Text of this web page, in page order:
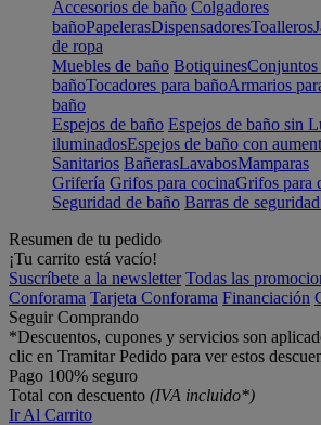
Accesorios de baño Colgadores
bañoPapelerasDispensadoresToalleros
de ropa
Muebles de baño BotiquinesConjuntos
bañoTocadores para bañoArmarios
baño
Espejos de baño Espejos de baño sin
iluminadosEspejos de baño con
Sanitarios BañerasLavabosMamparas
Grifería Grifos para cocinaGrifos para
Seguridad de baño Barras de
Resumen de tu pedido
¡Tu carrito está vacío!
Suscríbete a la newsletter Todas las
Conforama Tarjeta Conforama Financiación
Seguir Comprando
*Descuentos, cupones y servicios son
clic en Tramitar Pedido para ver estos
Pago 100% seguro
Total con descuento (IVA incluido*)
Ir Al Carrito